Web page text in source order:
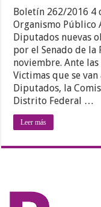
Boletín 262/2016 4
Organismo Público
Diputados nuevas
por el Senado de la
noviembre. Ante
Victimas que se
Diputados, la
Distrito Federal …
Leer más